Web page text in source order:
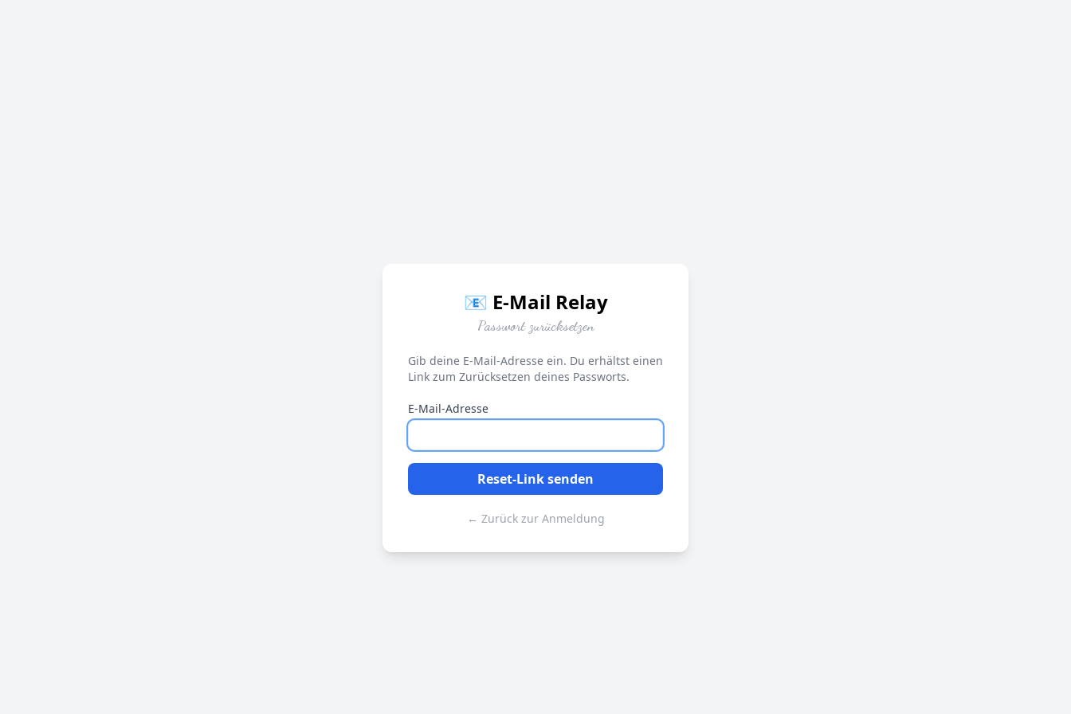
📧 E-Mail Relay
Passwort zurücksetzen
Gib deine E-Mail-Adresse ein. Du erhältst einen
Link zum Zurücksetzen deines Passworts.
E-Mail-Adresse
Reset-Link senden
← Zurück zur Anmeldung